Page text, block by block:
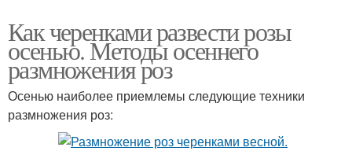
Как черенками развести розы
осенью. Методы осеннего
размножения роз
Осенью наиболее приемлемы следующие техники
размножения роз: